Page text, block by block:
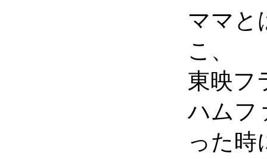
ママと
こ、
東映フ
ハムフ
った時